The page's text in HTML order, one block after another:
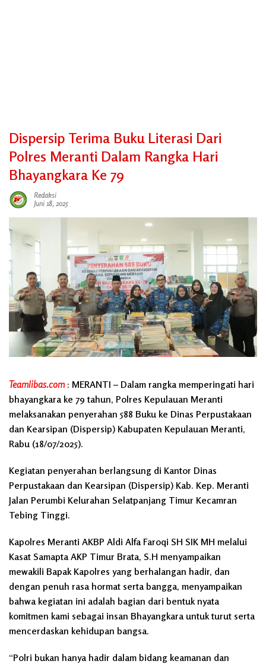
Dispersip Terima Buku Literasi Dari
Polres Meranti Dalam Rangka Hari
Bhayangkara Ke 79
Redaksi
Juni 18, 2025
Teamlibas.com : MERANTI – Dalam rangka memperingati hari
bhayangkara ke 79 tahun, Polres Kepulauan Meranti
melaksanakan penyerahan 588 Buku ke Dinas Perpustakaan
dan Kearsipan (Dispersip) Kabupaten Kepulauan Meranti,
Rabu (18/07/2025).
Kegiatan penyerahan berlangsung di Kantor Dinas
Perpustakaan dan Kearsipan (Dispersip) Kab. Kep. Meranti
Jalan Perumbi Kelurahan Selatpanjang Timur Kecamran
Tebing Tinggi.
Kapolres Meranti AKBP Aldi Alfa Faroqi SH SIK MH melalui
Kasat Samapta AKP Timur Brata, S.H menyampaikan
mewakili Bapak Kapolres yang berhalangan hadir, dan
dengan penuh rasa hormat serta bangga, menyampaikan
bahwa kegiatan ini adalah bagian dari bentuk nyata
komitmen kami sebagai insan Bhayangkara untuk turut serta
mencerdaskan kehidupan bangsa.
“Polri bukan hanya hadir dalam bidang keamanan dan